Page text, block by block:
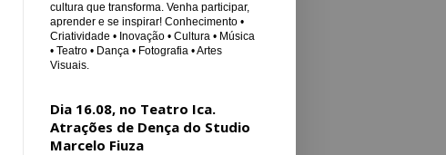
cultura que transforma. Venha participar,
aprender e se inspirar! Conhecimento •
Criatividade • Inovação • Cultura • Música
• Teatro • Dança • Fotografia • Artes
Visuais.
Dia 16.08, no Teatro Ica.
Atrações de Dença do Studio
Marcelo Fiuza